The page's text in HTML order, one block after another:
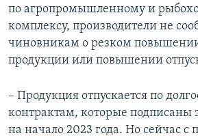
по агропромышленному и
комплексу, производители не
чиновникам о резком
продукции или повышении
– Продукция отпускается по
контрактам, которые подписаны
на начало 2023 года. Но сейчас